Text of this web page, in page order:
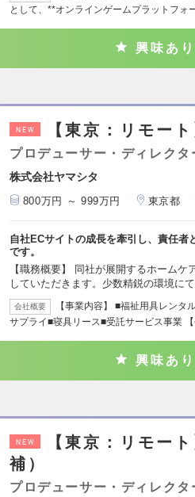
として、**オンラインゲームプラットフォ
興味あり
NEW 【東京：リモー
プロデューサー・ディレク
株式会社ヤマシタ
800万円 ～ 999万円 東京都
自社ECサイトの成長を牽引し、責任
です。
【職務概要】 同社が展開するホーム
していただきます。少数精鋭の環境に
会社概要
【事業内容】 ■福祉用具レン
サプライ■寝具リース■受託サービス事業
興味あり
NEW
【東京：リモー
補）
プロデューサー・ディレク